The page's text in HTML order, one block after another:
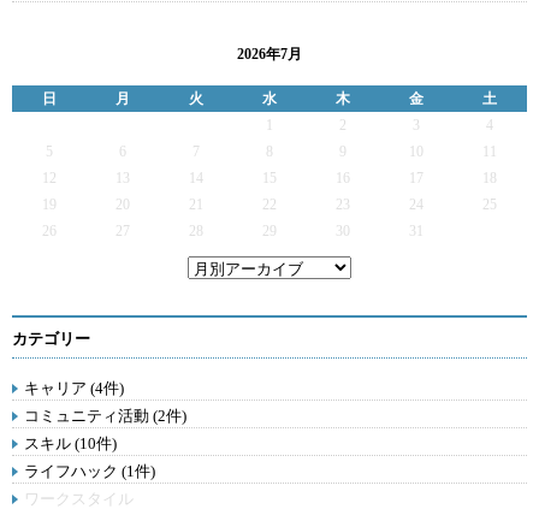
2026年7月
日 月 火 水 木 金
土
2 3
4
5
6 7 9
12
13 14 15 16 17
19
20 21 22 23 24
25
26
27 28 29 30 31
カテゴリー
キャリア (4件)
コミュニティ活動 (2件)
スキル (10件)
ライフハック (1件)
ワークスタイル